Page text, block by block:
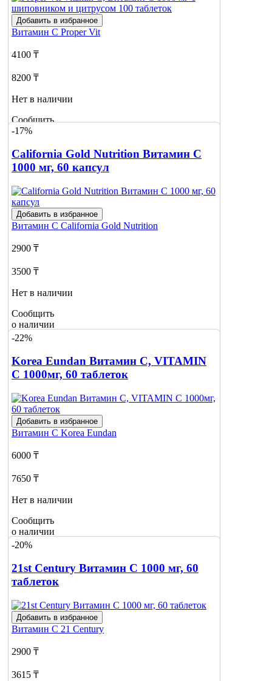
Добавить в избранное
Витамин С Proper Vit
4100 ₸
8200 ₸
Нет в наличии
Сообщить
о наличии
-17%
California Gold Nutrition Витамин C
1000 мг, 60 капсул
Добавить в избранное
Витамин С California Gold Nutrition
2900 ₸
3500 ₸
Нет в наличии
Сообщить
о наличии
10
-22%
Korea Eundan Витамин C, VITAMIN
C 1000мг, 60 таблеток
Добавить в избранное
Витамин С Korea Eundan
6000 ₸
7650 ₸
Нет в наличии
Сообщить
о наличии
-20%
21st Century Витамин С 1000 мг, 60
таблеток
Добавить в избранное
Витамин С 21 Century
2900 ₸
3615 ₸